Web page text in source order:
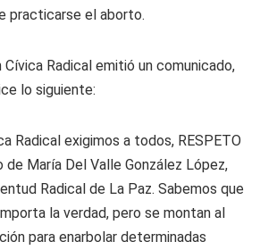
practicarse el aborto.
Cívica Radical emitió un comunicado,
lo siguiente:
Radical exigimos a todos, RESPETO
María Del Valle González López,
Radical de La Paz. Sabemos que
la verdad, pero se montan al
para enarbolar determinadas